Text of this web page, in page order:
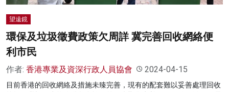
望遠鏡
環保及垃圾徵費政策欠周詳 冀完善回收網絡便
利市民
作者: 香港專業及資深行政人員協會 2024-04-15
目前香港的回收網絡及措施未臻完善，現有的配套難以妥善處理回收